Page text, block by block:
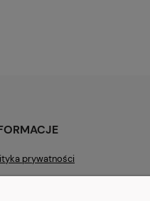
prywatności
kupować?